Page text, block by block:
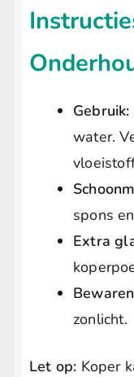
Gebruik:
water.
spons
Extra
zonlicht.
Let op: Koper